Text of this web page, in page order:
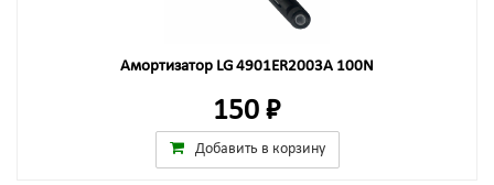
Амортизатор LG 4901ER2003A 100N
150 ₽
Добавить в корзину